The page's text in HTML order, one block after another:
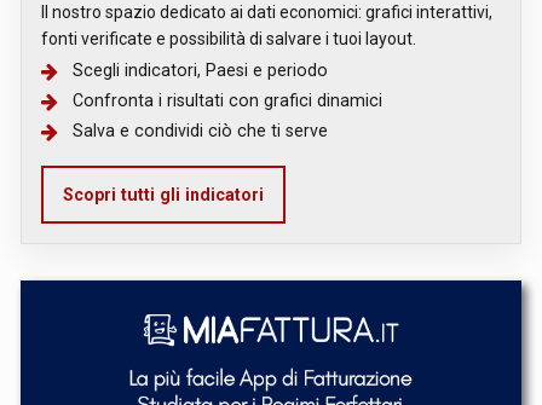
Il nostro spazio dedicato ai dati economici: grafici interattivi,
fonti verificate e possibilità di salvare i tuoi layout.
Scegli indicatori, Paesi e periodo
Confronta i risultati con grafici dinamici
Salva e condividi ciò che ti serve
Scopri tutti gli indicatori